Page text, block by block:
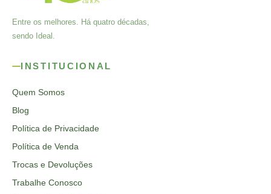
Entre os melhores. Há quatro décadas,
sendo Ideal.
INSTITUCIONAL
Quem Somos
Blog
Política de Privacidade
Política de Venda
Trocas e Devoluções
Trabalhe Conosco